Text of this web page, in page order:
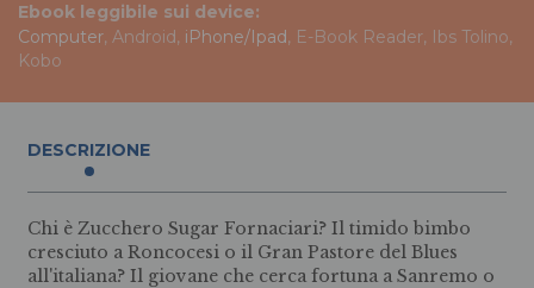
Ebook leggibile sui device:
Computer, Android, iPhone/Ipad, E-Book Reader, Ibs Tolino,
Kobo
DESCRIZIONE
Chi è Zucchero Sugar Fornaciari? Il timido bimbo
cresciuto a Roncocesi o il Gran Pastore del Blues
all'italiana? Il giovane che cerca fortuna a Sanremo o